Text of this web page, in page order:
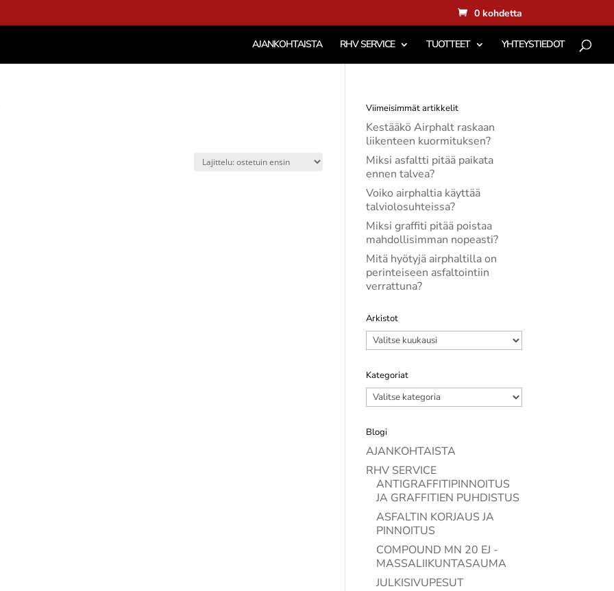
0 kohdetta
AJANKOHTAISTA RHV SERVICE TUOTTEET YHTEYSTIEDOT
Viimeisimmät artikkelit
Kestääkö Airphalt raskaan
liikenteen kuormituksen?
Miksi asfaltti pitää paikata
ennen talvea?
Voiko airphaltia käyttää
talviolosuhteissa?
Miksi graffiti pitää poistaa
mahdollisimman nopeasti?
Mitä hyötyjä airphaltilla on
perinteiseen asfaltointiin
verrattuna?
Arkistot
Arkistot
Kategoriat
Kategoriat
Blogi
AJANKOHTAISTA
RHV SERVICE
ANTIGRAFFITIPINNOITUS
JA GRAFFITIEN PUHDISTUS
ASFALTIN KORJAUS JA
PINNOITUS
COMPOUND MN 20 EJ -
MASSALIIKUNTASAUMA
JULKISIVUPESUT